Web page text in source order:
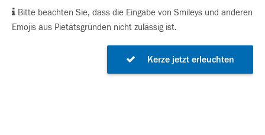
Bitte beachten Sie, dass die Eingabe von Smileys und anderen
Emojis aus Pietätsgründen nicht zulässig ist.
Kerze jetzt erleuchten